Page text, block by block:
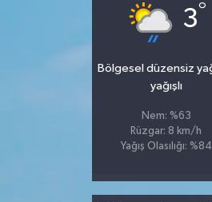
3°
Bölgesel düzensiz
yağışlı
Nem: %63
Rüzgar: 8 km/h
Yağış Olasılığı: %84